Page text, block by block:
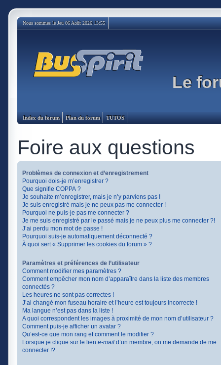
Nous sommes le Jeu 06 Août 2026 13:55
Le
Index du forum Plan du forum TUTOS
Foire aux questions
Problèmes de connexion et d’enregistrement
Pourquoi dois-je m’enregistrer ?
Que signifie COPPA ?
Je souhaite m’enregistrer, mais je n’y parviens pas !
Je suis enregistré mais je ne peux pas me connecter !
Pourquoi ne puis-je pas me connecter ?
Je me suis enregistré par le passé mais je ne peux plus me connecter ?!
J’ai perdu mon mot de passe !
Pourquoi suis-je automatiquement déconnecté ?
À quoi sert « Supprimer les cookies du forum » ?
Paramètres et préférences de l’utilisateur
Comment modifier mes paramètres ?
Comment empêcher mon nom d’apparaître dans la liste des membres
connectés ?
Les heures ne sont pas correctes !
J’ai changé mon fuseau horaire et l’heure est toujours incorrecte !
Ma langue n’est pas dans la liste !
A quoi correspondent les images à proximité de mon nom d’utilisateur ?
Comment puis-je afficher un avatar ?
Qu’est-ce que mon rang et comment le modifier ?
Lorsque je clique sur le lien e-mail d’un membre, on me demande de me
connecter !?